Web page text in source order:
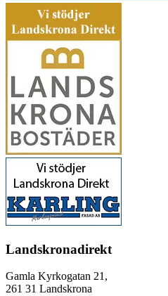
Landskronadirekt
Gamla Kyrkogatan 21,
261 31 Landskrona